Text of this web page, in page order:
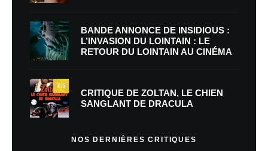
BANDE ANNONCE DE INSIDIOUS :
L’INVASION DU LOINTAIN : LE
RETOUR DU LOINTAIN AU CINÉMA
7.5
CRITIQUE DE ZOLTAN, LE CHIEN
SANGLANT DE DRACULA
NOS DERNIÈRES CRITIQUES